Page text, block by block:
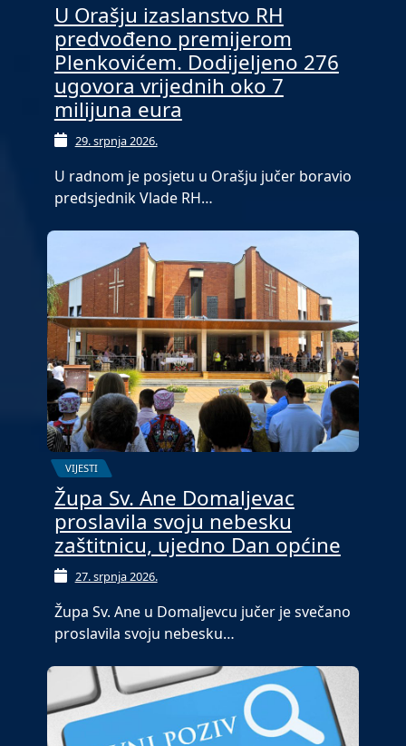
U Orašju izaslanstvo RH
predvođeno premijerom
Plenkovićem. Dodijeljeno 276
ugovora vrijednih oko 7
milijuna eura
29. srpnja 2026.
U radnom je posjetu u Orašju jučer boravio
predsjednik Vlade RH…
VIJESTI
Župa Sv. Ane Domaljevac
proslavila svoju nebesku
zaštitnicu, ujedno Dan općine
27. srpnja 2026.
Župa Sv. Ane u Domaljevcu jučer je svečano
proslavila svoju nebesku…